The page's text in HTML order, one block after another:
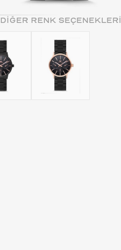
DİĞER RENK SEÇENEKLERİ